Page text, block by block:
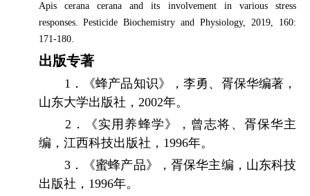
Apis cerana cerana and its involvement in various stress
responses. Pesticide Biochemistry and Physiology, 2019, 160:
171-180.
出版专著
1 ．《蜂产品知识》，李勇、胥保华编著，
山东大学出版社， 2002年。
2 ．《实用养蜂学》，曾志将、胥保华主
编，江西科技出版社， 1996年。
3．《蜜蜂产品》，胥保华主编，山东科技
出版社， 1996年。